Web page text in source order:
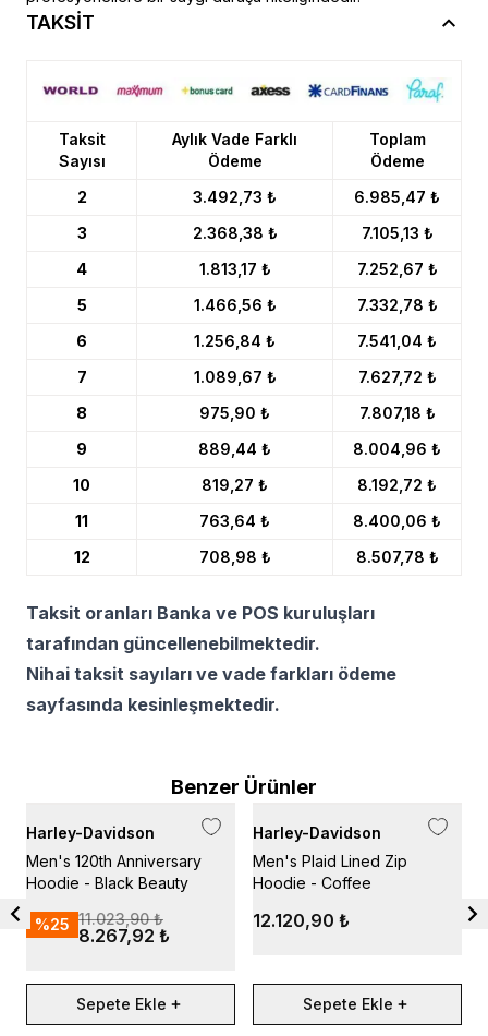
TAKSİT
Taksit
Sayısı
Aylık Vade Farklı
Ödeme
Toplam
Ödeme
2
3.492,73 ₺
6.985,47 ₺
3
2.368,38 ₺
7.105,13 ₺
4
1.813,17 ₺
7.252,67 ₺
5
1.466,56 ₺
7.332,78 ₺
6
1.256,84 ₺
7.541,04 ₺
7
1.089,67 ₺
7.627,72 ₺
8
975,90 ₺
7.807,18 ₺
9
889,44 ₺
8.004,96 ₺
10
819,27 ₺
8.192,72 ₺
11
763,64 ₺
8.400,06 ₺
12
708,98 ₺ 8.507,78 ₺
Taksit oranları Banka ve POS kuruluşları
tarafından güncellenebilmektedir.
Nihai taksit sayıları ve vade farkları ödeme
sayfasında kesinleşmektedir.
Benzer Ürünler
Harley-Davidson
Men's 120th Anniversary
Hoodie - Black Beauty
%25 11.023,90 ₺
8.267,92 ₺
Sepete Ekle
Harley-Davidson
Men's Plaid Lined Zip
Hoodie - Coffee
12.120,90 ₺
Sepete Ekle